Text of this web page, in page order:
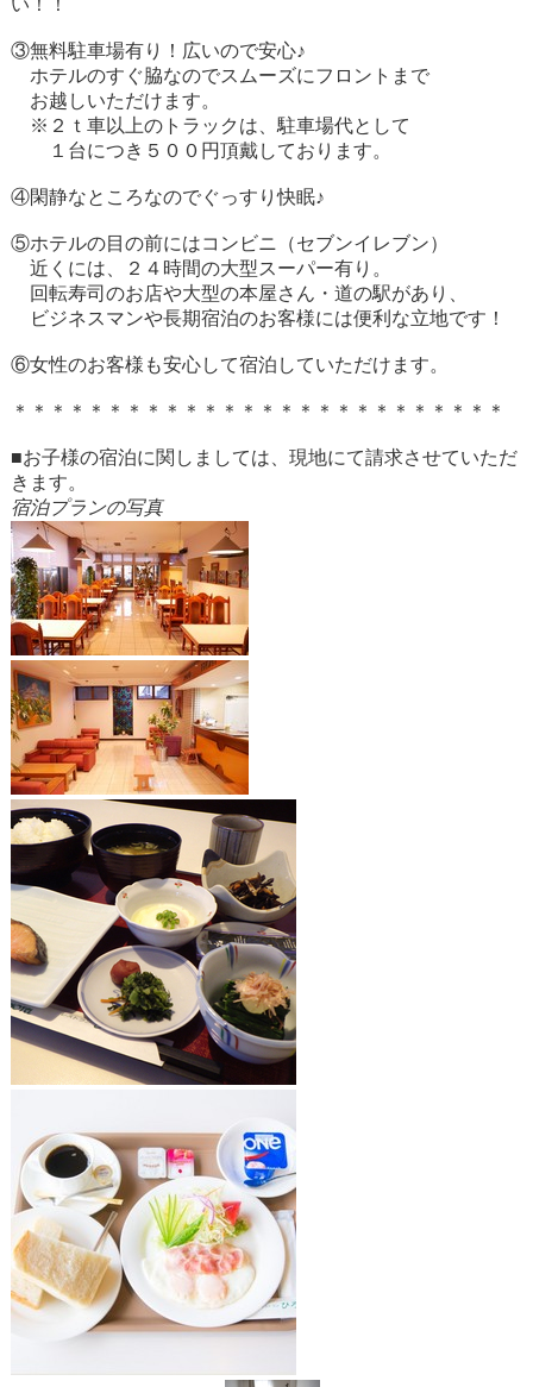
い！！
③無料駐車場有り！広いので安心♪
ホテルのすぐ脇なのでスムーズにフロントまで
お越しいただけます。
※２ｔ車以上のトラックは、駐車場代として
１台につき５００円頂戴しております。
④閑静なところなのでぐっすり快眠♪
⑤ホテルの目の前にはコンビニ（セブンイレブン）
近くには、２４時間の大型スーパー有り。
回転寿司のお店や大型の本屋さん・道の駅があり、
ビジネスマンや長期宿泊のお客様には便利な立地です！
⑥女性のお客様も安心して宿泊していただけます。
＊＊＊＊＊＊＊＊＊＊＊＊＊＊＊＊＊＊＊＊＊＊＊＊＊＊
■お子様の宿泊に関しましては、現地にて請求させていただ
きます。
宿泊プランの写真